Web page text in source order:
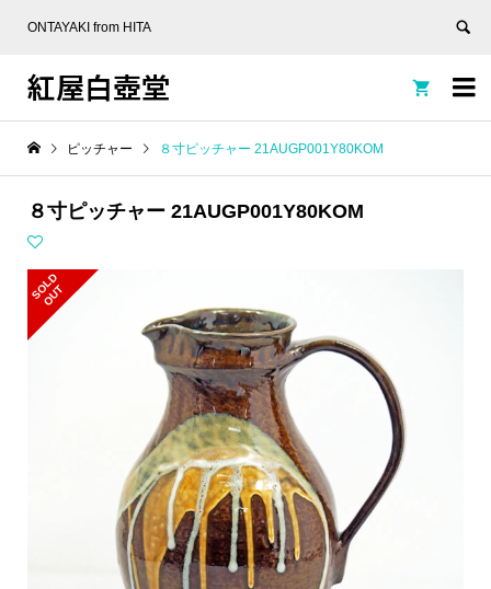
ONTAYAKI from HITA

紅屋白壺堂 
ピッチャー ８寸ピッチャー 21AUGP001Y80KOM
８寸ピッチャー 21AUGP001Y80KOM
S
O
L
D
O
U
T